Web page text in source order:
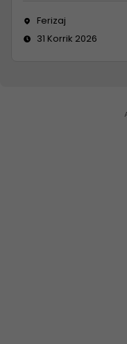
Ferizaj
31 Korrik 2026